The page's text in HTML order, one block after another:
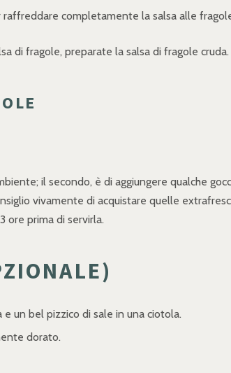
completamente la salsa alle
di fragole, preparate la salsa di fragole cruda.
il secondo, è di aggiungere qualche
vivamente di acquistare quelle
ore prima di servirla.
un bel pizzico di sale in una ciotola.
dorato.